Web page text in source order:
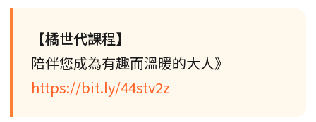
【橘世代課程】
陪伴您成為有趣而溫暖的大人》
https://bit.ly/44stv2z